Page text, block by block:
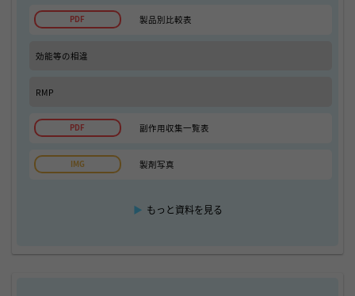
製品別比較表
効能等の相違
RMP
副作用収集一覧表
製剤写真
▶ もっと資料を見る